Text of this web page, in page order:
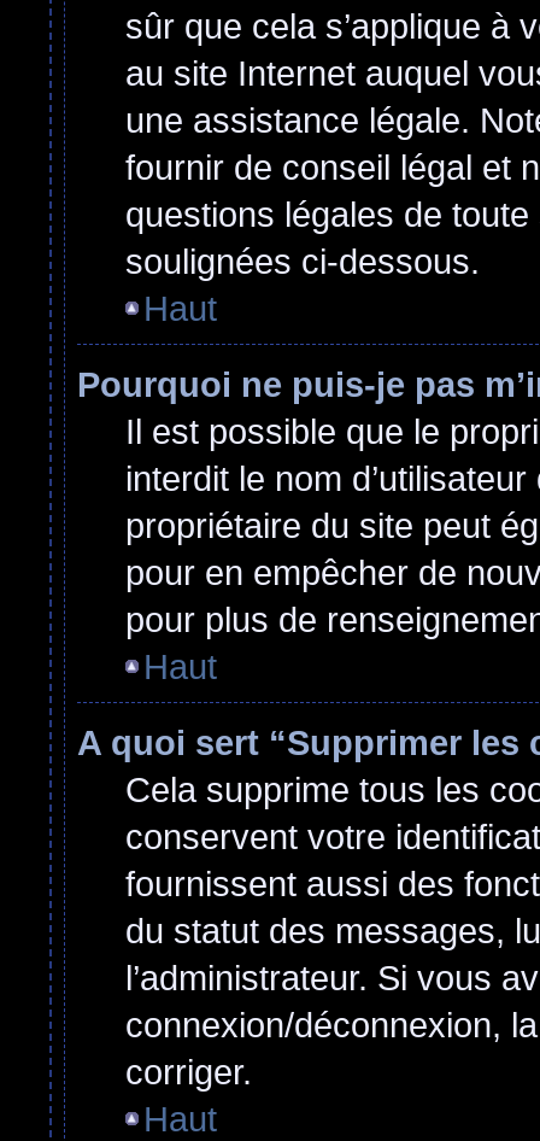
sûr que cela s’applique à
au site Internet auquel
une assistance légale.
fournir de conseil légal et
questions légales de
soulignées ci-dessous.
Haut
Pourquoi ne puis-je pas
Il est possible que le
interdit le nom
propriétaire du site peut
pour en empêcher de
pour plus de
Haut
A quoi sert “Supprimer les
Cela supprime tous les
conservent votre
fournissent aussi des
du statut des messages,
l’administrateur. Si vous
connexion/déconnexion,
corriger.
Haut